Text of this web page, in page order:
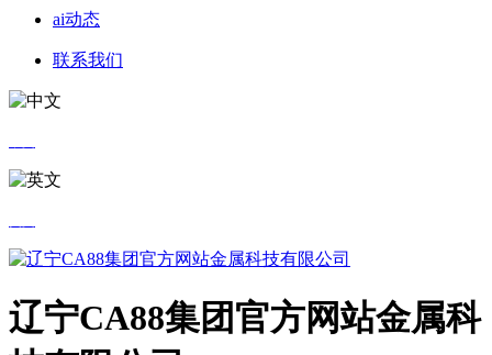
ai动态
联系我们
辽宁CA88集团官方网站金属科